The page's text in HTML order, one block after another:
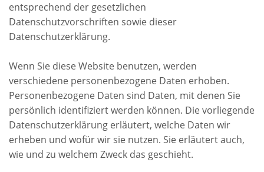
entsprechend der gesetzlichen
Datenschutzvorschriften sowie dieser
Datenschutzerklärung.
Wenn Sie diese Website benutzen, werden
verschiedene personenbezogene Daten erhoben.
Personenbezogene Daten sind Daten, mit denen Sie
persönlich identifiziert werden können. Die vorliegende
Datenschutzerklärung erläutert, welche Daten wir
erheben und wofür wir sie nutzen. Sie erläutert auch,
wie und zu welchem Zweck das geschieht.